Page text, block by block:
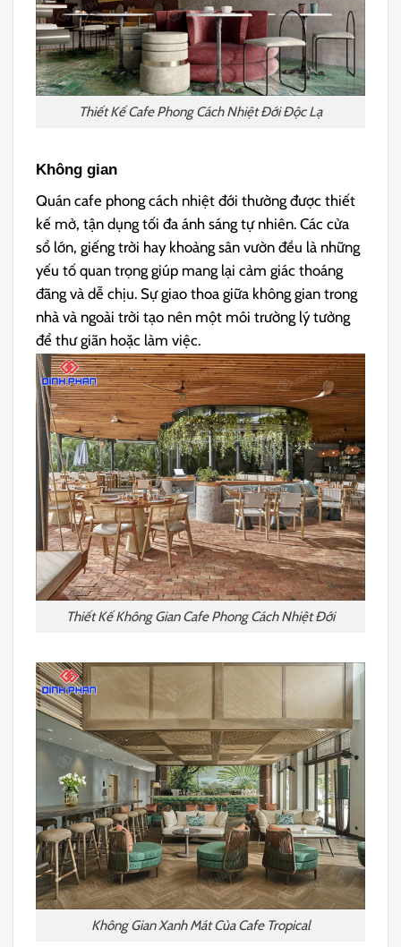
Thiết Kế Cafe Phong Cách Nhiệt Đới Độc Lạ
Không gian
Quán cafe phong cách nhiệt đới thường được thiết
kế mở, tận dụng tối đa ánh sáng tự nhiên. Các cửa
sổ lớn, giếng trời hay khoảng sân vườn đều là những
yếu tố quan trọng giúp mang lại cảm giác thoáng
đãng và dễ chịu. Sự giao thoa giữa không gian trong
nhà và ngoài trời tạo nên một môi trường lý tưởng
để thư giãn hoặc làm việc.
Thiết Kế Không Gian Cafe Phong Cách Nhiệt Đới
Không Gian Xanh Mát Của Cafe Tropical